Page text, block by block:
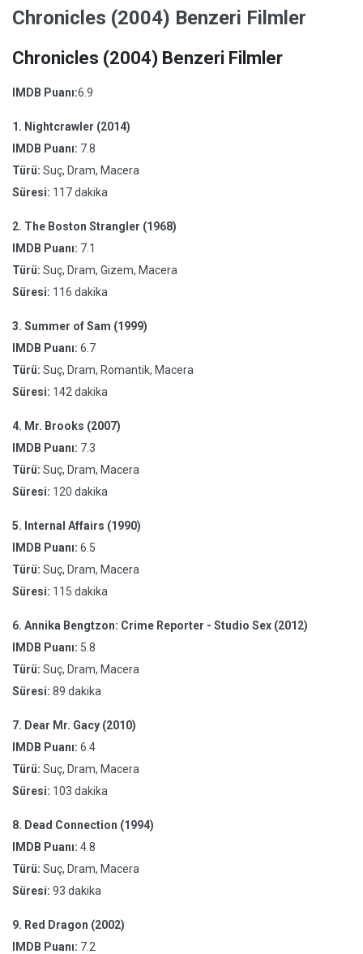
Chronicles (2004) Benzeri Filmler
Chronicles (2004) Benzeri Filmler
IMDB Puanı:6.9
1. Nightcrawler (2014)
IMDB Puanı: 7.8
Türü: Suç, Dram, Macera
Süresi: 117 dakika
2. The Boston Strangler (1968)
IMDB Puanı: 7.1
Türü: Suç, Dram, Gizem, Macera
Süresi: 116 dakika
3. Summer of Sam (1999)
IMDB Puanı: 6.7
Türü: Suç, Dram, Romantik, Macera
Süresi: 142 dakika
4. Mr. Brooks (2007)
IMDB Puanı: 7.3
Türü: Suç, Dram, Macera
Süresi: 120 dakika
5. Internal Affairs (1990)
IMDB Puanı: 6.5
Türü: Suç, Dram, Macera
Süresi: 115 dakika
6. Annika Bengtzon: Crime Reporter - Studio Sex (2012)
IMDB Puanı: 5.8
Türü: Suç, Dram, Macera
Süresi: 89 dakika
7. Dear Mr. Gacy (2010)
IMDB Puanı: 6.4
Türü: Suç, Dram, Macera
Süresi: 103 dakika
8. Dead Connection (1994)
IMDB Puanı: 4.8
Türü: Suç, Dram, Macera
Süresi: 93 dakika
9. Red Dragon (2002)
IMDB Puanı: 7.2